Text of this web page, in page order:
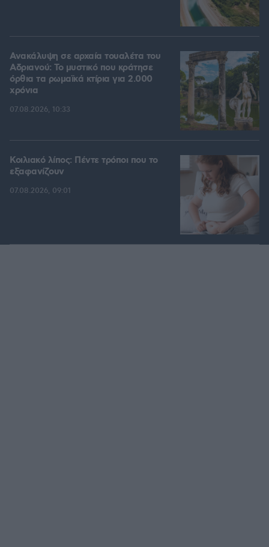
Ανακάλυψη σε αρχαία τουαλέτα του
Αδριανού: Το μυστικό που κράτησε
όρθια τα ρωμαϊκά κτίρια για 2.000
χρόνια
07.08.2026, 10:33
Κοιλιακό λίπος: Πέντε τρόποι που το
εξαφανίζουν
07.08.2026, 09:01